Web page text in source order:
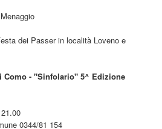
dei Passer in località Loveno e
Como - "Sinfolario" 5^ Edizione
0344/81 154